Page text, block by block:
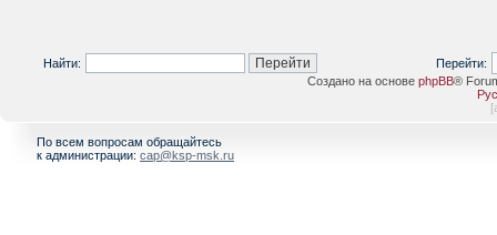
Найти:
Перейти:
Создано на основе phpBB®
[
По всем вопросам обращайтесь
к администрации: cap@ksp-msk.ru